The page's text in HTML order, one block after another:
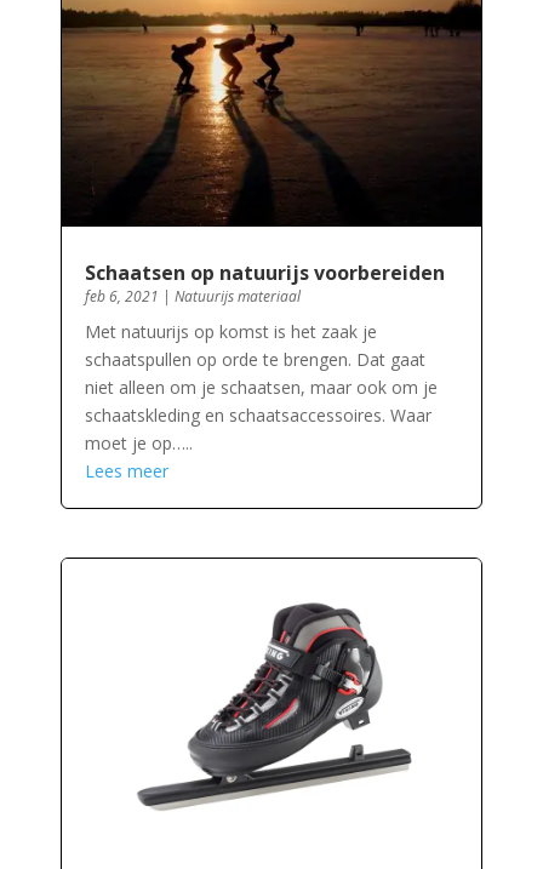
Schaatsen op natuurijs voorbereiden
feb 6, 2021 | Natuurijs materiaal
Met natuurijs op komst is het zaak je
schaatspullen op orde te brengen. Dat gaat
niet alleen om je schaatsen, maar ook om je
schaatskleding en schaatsaccessoires. Waar
moet je op…..
Lees meer